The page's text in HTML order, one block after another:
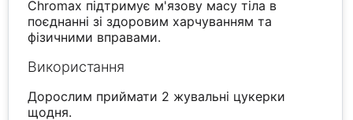
Chromax підтримує м'язову масу тіла в
поєднанні зі здоровим харчуванням та
фізичними вправами.
Використання
Дорослим приймати 2 жувальні цукерки
щодня.